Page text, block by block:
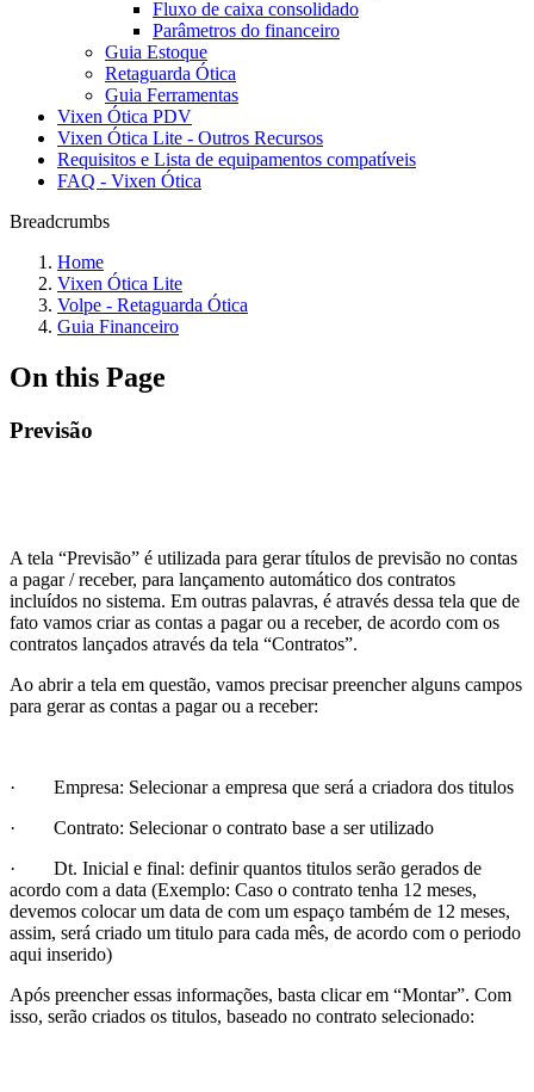
Fluxo de caixa consolidado
Parâmetros do financeiro
Guia Estoque
Retaguarda Ótica
Guia Ferramentas
Vixen Ótica PDV
Vixen Ótica Lite - Outros Recursos
Requisitos e Lista de equipamentos compatíveis
FAQ - Vixen Ótica
Breadcrumbs
Home
Vixen Ótica Lite
Volpe - Retaguarda Ótica
Guia Financeiro
On this Page
Previsão
A tela “Previsão” é utilizada para gerar títulos de previsão no contas
a pagar / receber, para lançamento automático dos contratos
incluídos no sistema. Em outras palavras, é através dessa tela que de
fato vamos criar as contas a pagar ou a receber, de acordo com os
contratos lançados através da tela “Contratos”.
Ao abrir a tela em questão, vamos precisar preencher alguns campos
para gerar as contas a pagar ou a receber:
· Empresa: Selecionar a empresa que será a criadora dos titulos
· Contrato: Selecionar o contrato base a ser utilizado
· Dt. Inicial e final: definir quantos titulos serão gerados de
acordo com a data (Exemplo: Caso o contrato tenha 12 meses,
devemos colocar um data de com um espaço também de 12 meses,
assim, será criado um titulo para cada mês, de acordo com o periodo
aqui inserido)
Após preencher essas informações, basta clicar em “Montar”. Com
isso, serão criados os titulos, baseado no contrato selecionado: